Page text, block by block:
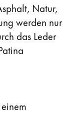
Natur,
werden nur
das Leder